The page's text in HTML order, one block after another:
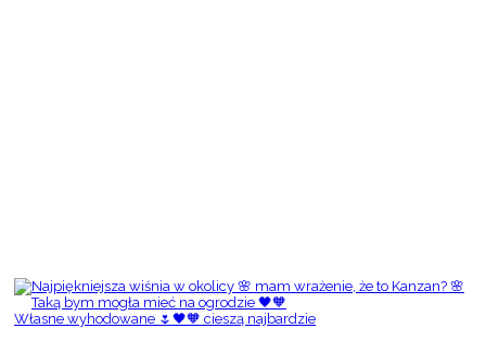
Własne wyhodowane 🌷🖤🧡 cieszą najbardzie